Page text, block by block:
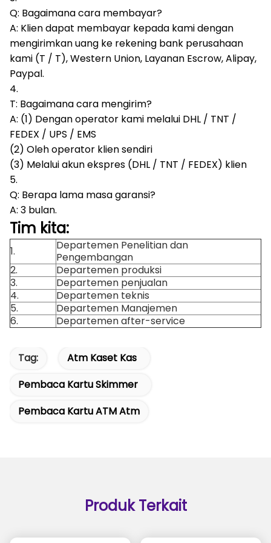
Q: Bagaimana cara membayar?
A: Klien dapat membayar kepada kami dengan
mengirimkan uang ke rekening bank perusahaan
kami (T / T), Western Union, Layanan Escrow, Alipay,
Paypal.
4.
T: Bagaimana cara mengirim?
A: (1) Dengan operator kami melalui DHL / TNT /
FEDEX / UPS / EMS
(2) Oleh operator klien sendiri
(3) Melalui akun ekspres (DHL / TNT / FEDEX) klien
5.
Q: Berapa lama masa garansi?
A: 3 bulan.
Tim kita:
1.
Departemen Penelitian dan
Pengembangan
2.
Departemen produksi
3.
Departemen penjualan
4.
Departemen teknis
5.
Departemen Manajemen
6.
Departemen after-service
Tag:
Atm Kaset Kas
Pembaca Kartu Skimmer
Pembaca Kartu ATM Atm
Produk Terkait